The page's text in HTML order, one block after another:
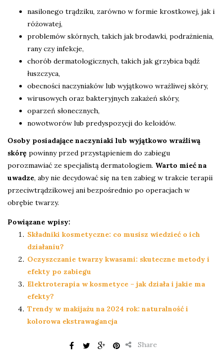
nasilonego trądziku, zarówno w formie krostkowej, jak i
różowatej,
problemów skórnych, takich jak brodawki, podrażnienia,
rany czy infekcje,
chorób dermatologicznych, takich jak grzybica bądź
łuszczyca,
obecności naczyniaków lub wyjątkowo wrażliwej skóry,
wirusowych oraz bakteryjnych zakażeń skóry,
oparzeń słonecznych,
nowotworów lub predyspozycji do keloidów.
Osoby posiadające naczyniaki lub wyjątkowo wrażliwą
skórę powinny przed przystąpieniem do zabiegu
porozmawiać ze specjalistą dermatologiem. Warto mieć na
uwadze, aby nie decydować się na ten zabieg w trakcie terapii
przeciwtrądzikowej ani bezpośrednio po operacjach w
obrębie twarzy.
Powiązane wpisy:
Składniki kosmetyczne: co musisz wiedzieć o ich
działaniu?
Oczyszczanie twarzy kwasami: skuteczne metody i
efekty po zabiegu
Elektroterapia w kosmetyce – jak działa i jakie ma
efekty?
Trendy w makijażu na 2024 rok: naturalność i
kolorowa ekstrawagancja
Share